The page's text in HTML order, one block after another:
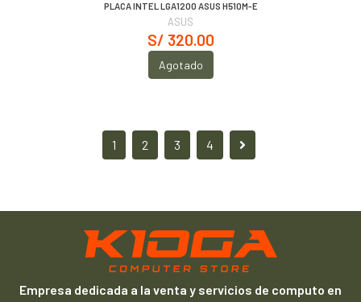
PLACA INTEL LGA1200 ASUS H510M-E
ASUS
S/ 320.00
Agotado
1 2 3 4
Empresa dedicada a la venta y servicios de computo en